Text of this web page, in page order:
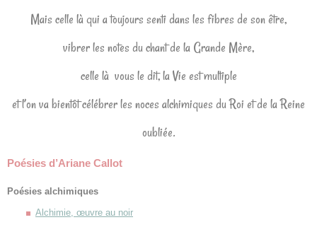
Mais celle là qui a toujours senti dans les fibres de son être,
vibrer les notes du chant de la Grande Mère,
celle là vous le dit, la Vie est multiple
et l’on va bientôt célébrer les noces alchimiques du Roi et de la Reine
oubliée.
Poésies d’Ariane Callot
Poésies alchimiques
Alchimie, œuvre au noir